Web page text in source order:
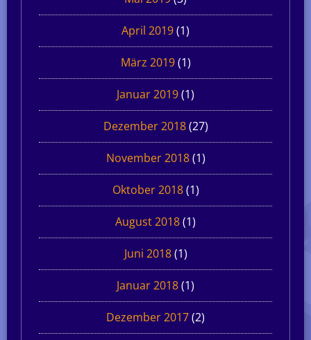
April 2019(1)
März 2019(1)
Januar 2019(1)
Dezember 2018(27)
November 2018(1)
Oktober 2018(1)
August 2018(1)
Juni 2018(1)
Januar 2018(1)
Dezember 2017(2)